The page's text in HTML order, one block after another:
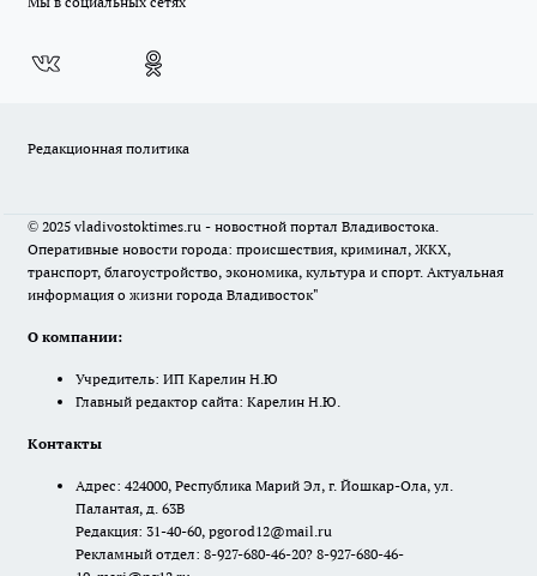
Редакционная политика
© 2025 vladivostoktimes.ru - новостной портал Владивостока.
Оперативные новости города: происшествия, криминал, ЖКХ,
транспорт, благоустройство, экономика, культура и спорт. Актуальная
информация о жизни города Владивосток"
О компании:
Учредитель: ИП Карелин Н.Ю
Главный редактор сайта: Карелин Н.Ю.
Контакты
Адрес: 424000, Республика Марий Эл, г. Йошкар-Ола, ул.
Палантая, д. 63В
Редакция: 31-40-60, pgorod12@mail.ru
Рекламный отдел: 8-927-680-46-20? 8-927-680-46-